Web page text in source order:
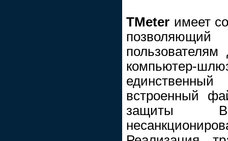
TMeter имеет
встроенный
защиты